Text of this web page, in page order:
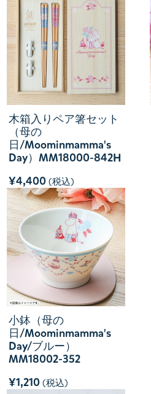
木箱入りペア箸セット
（母の
日/Moominmamma's
Day）MM18000-842H
¥4,400 (税込)
小鉢（母の
日/Moominmamma's
Day/ブルー）
MM18002-352
¥1,210 (税込)